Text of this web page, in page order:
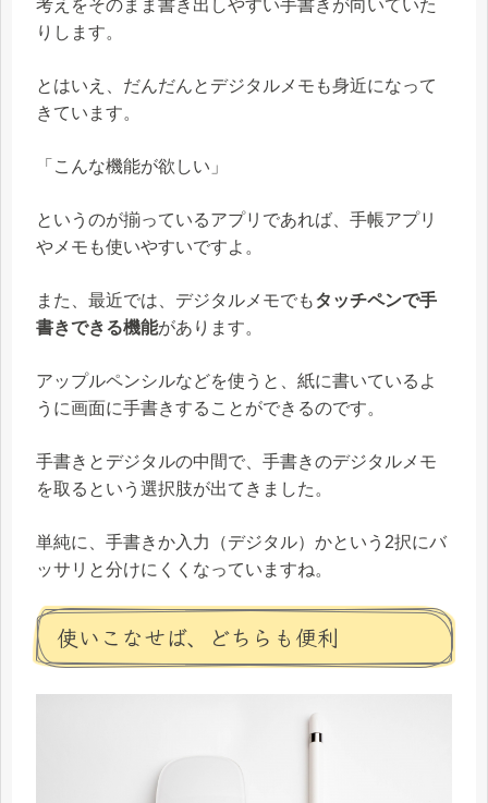
考えをそのまま書き出しやすい手書きが向いていた
りします。
とはいえ、だんだんとデジタルメモも身近になって
きています。
「こんな機能が欲しい」
というのが揃っているアプリであれば、手帳アプリ
やメモも使いやすいですよ。
また、最近では、デジタルメモでもタッチペンで手
書きできる機能があります。
アップルペンシルなどを使うと、紙に書いているよ
うに画面に手書きすることができるのです。
手書きとデジタルの中間で、手書きのデジタルメモ
を取るという選択肢が出てきました。
単純に、手書きか入力（デジタル）かという2択にバ
ッサリと分けにくくなっていますね。
使いこなせば、どちらも便利